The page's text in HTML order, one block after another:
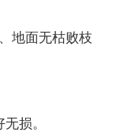
地面无枯败枝
损。